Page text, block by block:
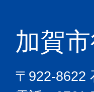
加賀
〒922-8622